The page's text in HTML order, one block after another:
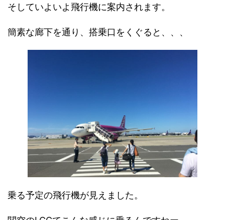
そしていよいよ飛行機に案内されます。
簡素な廊下を通り、搭乗口をくぐると、、、
乗る予定の飛行機が見えました。